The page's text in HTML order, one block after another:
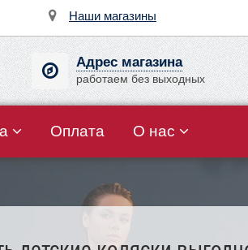
Наши магазины
Адрес магазина
работаем без выходных
Оплата О нас